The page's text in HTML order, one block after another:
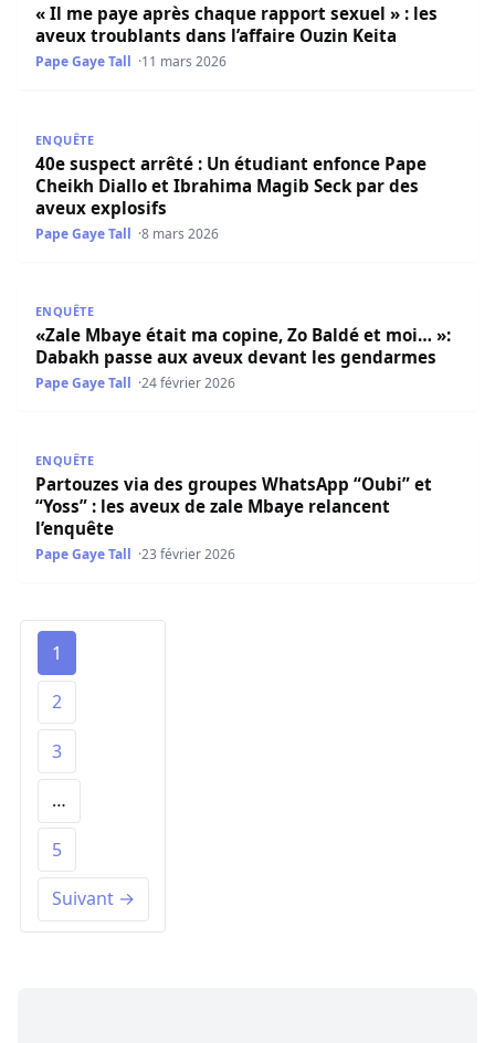
« Il me paye après chaque rapport sexuel » : les
aveux troublants dans l’affaire Ouzin Keita
Pape Gaye Tall 11 mars 2026
ENQUÊTE
40e suspect arrêté : Un étudiant enfonce Pape
Cheikh Diallo et Ibrahima Magib Seck par des
aveux explosifs
Pape Gaye Tall 8 mars 2026
ENQUÊTE
«Zale Mbaye était ma copine, Zo Baldé et moi… »:
Dabakh passe aux aveux devant les gendarmes
Pape Gaye Tall 24 février 2026
ENQUÊTE
Partouzes via des groupes WhatsApp “Oubi” et
“Yoss” : les aveux de zale Mbaye relancent
l’enquête
Pape Gaye Tall 23 février 2026
1
2
3
…
5
Suivant →